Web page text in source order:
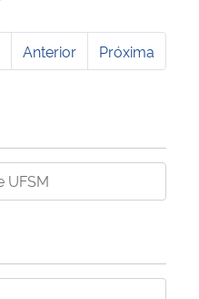
Anterior Próxima